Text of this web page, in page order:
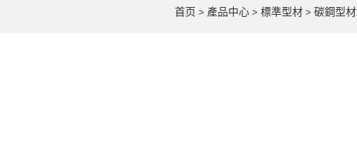
首页 > 產品中心 > 標準型材 > 碳鋼型材